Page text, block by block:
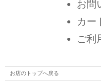
お問
カー
ご利
お店のトップへ戻る